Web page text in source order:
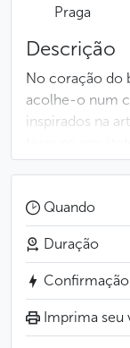
Praga
Descrição
No coração do
acolhe-o num
inspirados na
tesouro
onde
notável, viva
séculos e
O concerto
e da
maiores árias
se abrir para as
Quando
Duração
Imprima seu